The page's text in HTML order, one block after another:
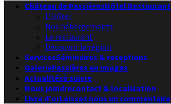
Château de PassièresHôtel Restaurant
L’Hôtel
Nos hébergements
Le restaurant
Découvrir la région
ServicesSéminaires & receptions
GaleriePassières en images
Actualitésà suivre
Nous joindrecontact & localisation
Livre d’orLaissez nous un commentaire